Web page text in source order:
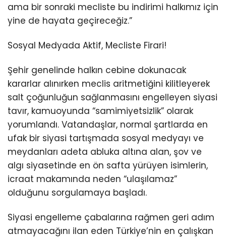
ama bir sonraki mecliste bu indirimi halkımız için
yine de hayata geçireceğiz.”
Sosyal Medyada Aktif, Mecliste Firari!
Şehir genelinde halkın cebine dokunacak
kararlar alınırken meclis aritmetiğini kilitleyerek
salt çoğunluğun sağlanmasını engelleyen siyasi
tavır, kamuoyunda “samimiyetsizlik” olarak
yorumlandı. Vatandaşlar, normal şartlarda en
ufak bir siyasi tartışmada sosyal medyayı ve
meydanları adeta abluka altına alan, şov ve
algı siyasetinde en ön safta yürüyen isimlerin,
icraat makamında neden “ulaşılamaz”
olduğunu sorgulamaya başladı.
Siyasi engelleme çabalarına rağmen geri adım
atmayacağını ilan eden Türkiye’nin en çalışkan